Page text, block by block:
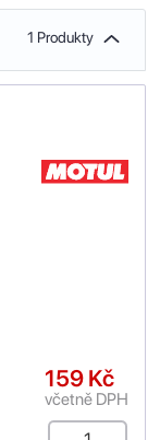
1 Produkty
159 Kč
včetně DPH